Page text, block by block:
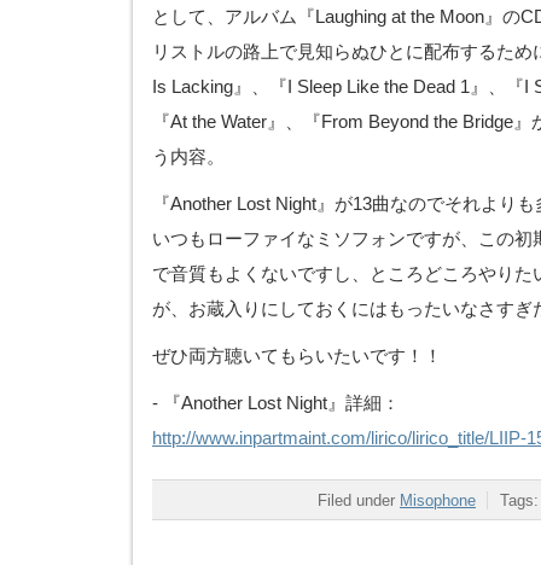
として、アルバム『Laughing at the Moon』の
リストルの路上で見知らぬひとに配布するた
Is Lacking』、『I Sleep Like the Dead 1』、『I
『At the Water』、『From Beyond the Bridge
う内容。
『Another Lost Night』が13曲なのでそれより
いつもローファイなミソフォンですが、この
で音質もよくないですし、ところどころやりた
が、お蔵入りにしておくにはもったいなさすぎ
ぜひ両方聴いてもらいたいです！！
- 『Another Lost Night』詳細：
http://www.inpartmaint.com/lirico/lirico_title/LIIP-
Filed under Misophone